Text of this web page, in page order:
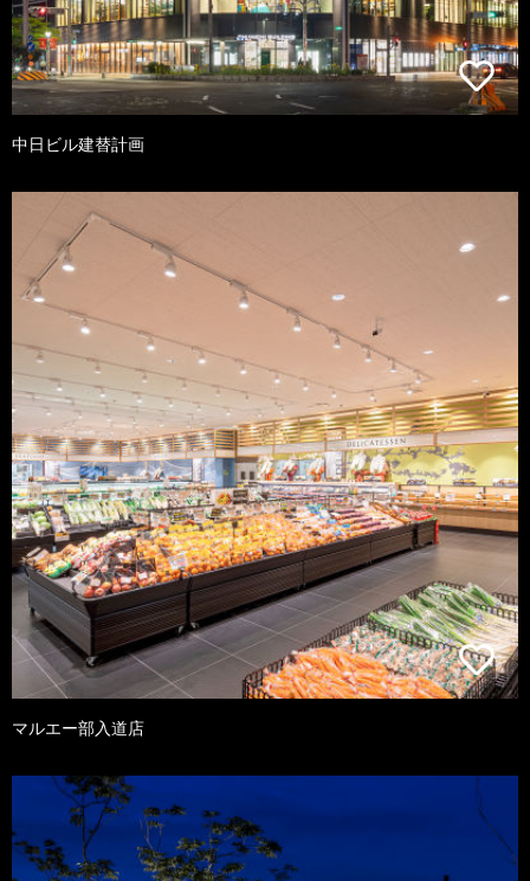
中日ビル建替計画
マルエー部入道店